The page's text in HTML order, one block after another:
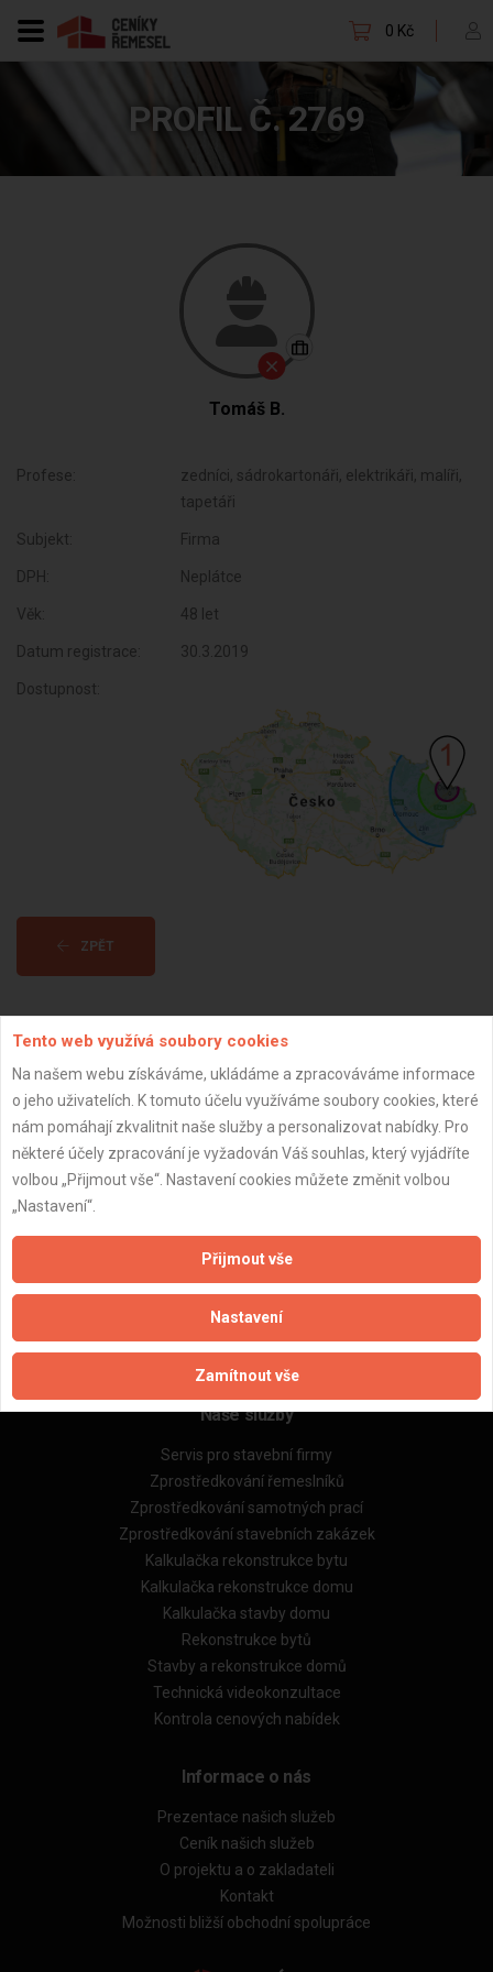
0 Kč
PROFIL Č. 2769
Tomáš B.
Profese:
zedníci, sádrokartonáři, elektrikáři, malíři,
tapetáři
Subjekt: Firma
DPH: Neplátce
Věk: 48 let
Datum registrace: 30.3.2019
Dostupnost:
ZPĚT
Důležité informace
Zásady pro používání souborů cookie
Naše excelové tabulky online
Naše služby
Servis pro stavební firmy
Zprostředkování řemeslníků
Zprostředkování samotných prací
Zprostředkování stavebních zakázek
Kalkulačka rekonstrukce bytu
Kalkulačka rekonstrukce domu
Kalkulačka stavby domu
Rekonstrukce bytů
Stavby a rekonstrukce domů
Technická videokonzultace
Kontrola cenových nabídek
Informace o nás
Prezentace našich služeb
Ceník našich služeb
O projektu a o zakladateli
Kontakt
Možnosti bližší obchodní spolupráce
Tento web využívá soubory cookies
Na našem webu získáváme, ukládáme a zpracováváme informace
o jeho uživatelích. K tomuto účelu využíváme soubory cookies, které
nám pomáhají zkvalitnit naše služby a personalizovat nabídky. Pro
některé účely zpracování je vyžadován Váš souhlas, který vyjádříte
volbou „Přijmout vše“. Nastavení cookies můžete změnit volbou
„Nastavení“.
Přijmout vše
Nastavení
Zamítnout vše